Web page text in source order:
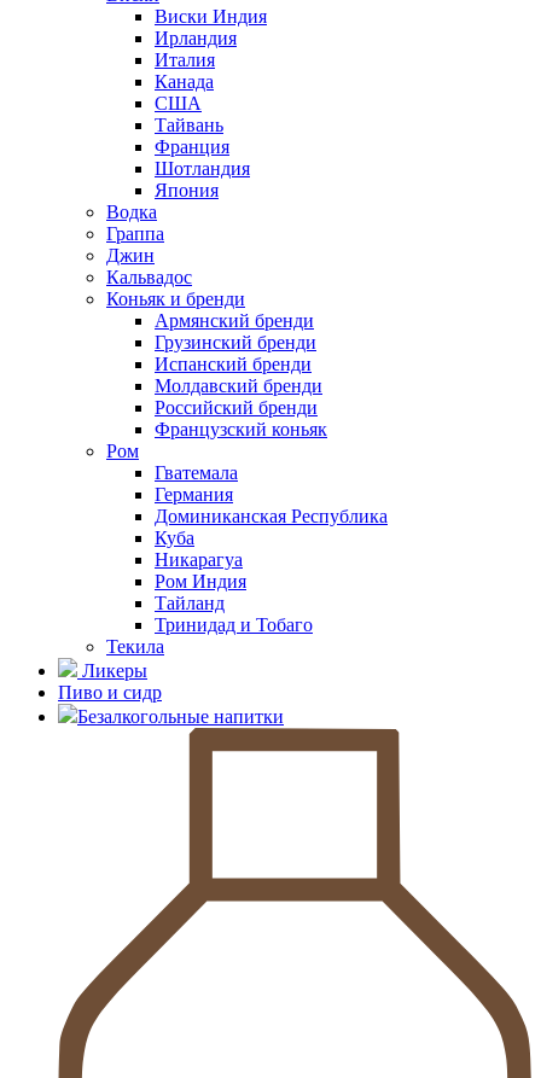
Виски Индия
Ирландия
Италия
Канада
США
Тайвань
Франция
Шотландия
Япония
Водка
Граппа
Джин
Кальвадос
Коньяк и бренди
Армянский бренди
Грузинский бренди
Испанский бренди
Молдавский бренди
Российский бренди
Французский коньяк
Ром
Гватемала
Германия
Доминиканская Республика
Куба
Никарагуа
Ром Индия
Тайланд
Тринидад и Тобаго
Текила
Ликеры
Пиво и сидр
Безалкогольные напитки